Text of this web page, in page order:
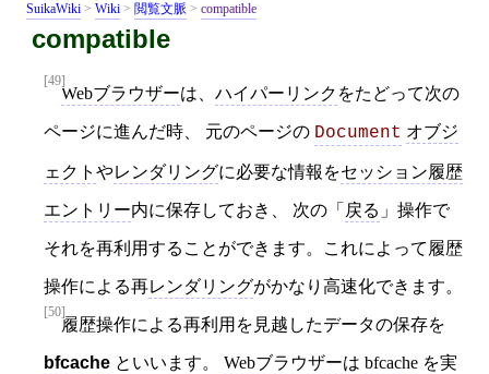
SuikaWiki > Wiki > 閲覧文脈 > compatible
compatible
[49]
Webブラウザーは、 ハイパーリンク をたどって次の
ページに進んだ時、 元のページの Document オブジ
ェクト やレンダリングに必要な情報をセッション履歴
エントリー内に保存しておき、 次の「 戻る 」操作で
それを再利用することができます。これによって履歴
操作による再レンダリングがかなり高速化できます。
[50]
履歴操作による再利用を見越したデータの保存を
bfcache といいます。 Webブラウザーは bfcache を実